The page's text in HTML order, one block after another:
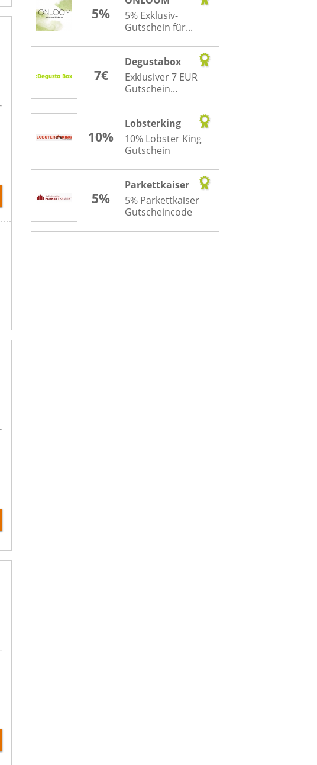
5%
5% Exklusiv-
Gutschein für...
7€
Degustabox
Exklusiver 7 EUR
Gutschein...
10%
Lobsterking
10% Lobster King
Gutschein
5%
Parkettkaiser
5% Parkettkaiser
Gutscheincode